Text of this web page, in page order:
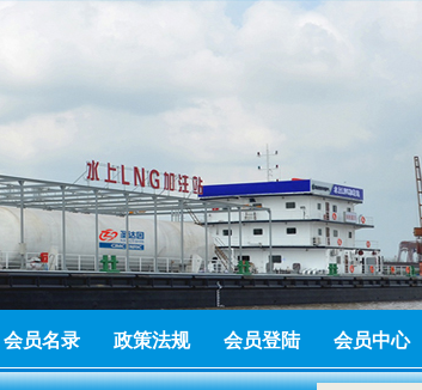
会员名录 政策法规 会员登陆 会员中心
2026-06-25
2026-07-23